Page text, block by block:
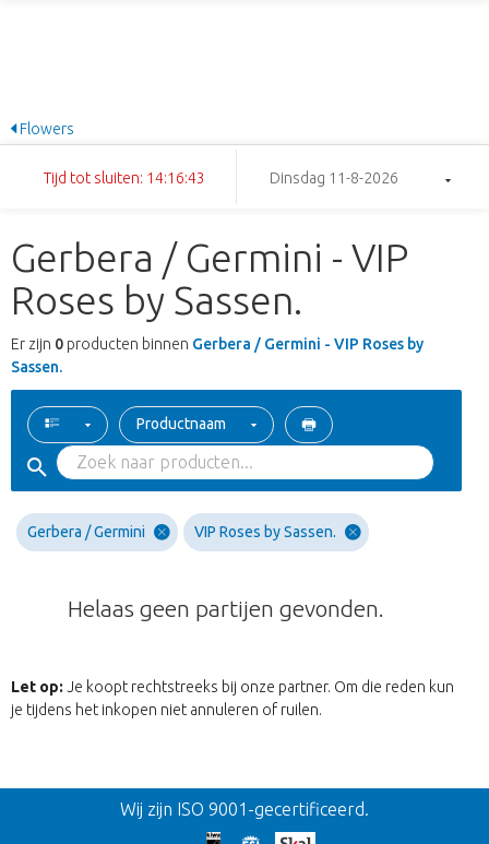
Flowers
Tijd tot sluiten: 14:16:43 Dinsdag 11-8-2026
Gerbera / Germini - VIP
Roses by Sassen.
Er zijn 0 producten binnen Gerbera / Germini - VIP Roses by
Sassen.
Productnaam
Gerbera / Germini VIP Roses by Sassen.
Helaas geen partijen gevonden.
Let op: Je koopt rechtstreeks bij onze partner. Om die reden kun
je tijdens het inkopen niet annuleren of ruilen.
Terug
Wij zijn ISO 9001-gecertificeerd.